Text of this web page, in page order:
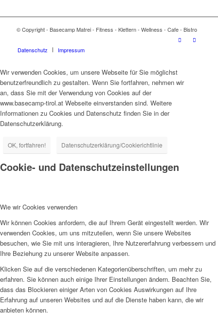
© Copyright - Basecamp Matrei - Fitness - Klettern - Wellness - Cafe - Bistro
Datenschutz Impressum
Wir verwenden Cookies, um unsere Webseite für Sie möglichst
benutzerfreundlich zu gestalten. Wenn Sie fortfahren, nehmen wir
an, dass Sie mit der Verwendung von Cookies auf der
www.basecamp-tirol.at Webseite einverstanden sind. Weitere
Informationen zu Cookies und Datenschutz finden Sie in der
Datenschutzerklärung.
OK, fortfahren! Datenschutzerklärung/Cookierichtlinie
Cookie- und Datenschutzeinstellungen
Wie wir Cookies verwenden
Wir können Cookies anfordern, die auf Ihrem Gerät eingestellt werden. Wir
verwenden Cookies, um uns mitzuteilen, wenn Sie unsere Websites
besuchen, wie Sie mit uns interagieren, Ihre Nutzererfahrung verbessern und
Ihre Beziehung zu unserer Website anpassen.
Klicken Sie auf die verschiedenen Kategorienüberschriften, um mehr zu
erfahren. Sie können auch einige Ihrer Einstellungen ändern. Beachten Sie,
dass das Blockieren einiger Arten von Cookies Auswirkungen auf Ihre
Erfahrung auf unseren Websites und auf die Dienste haben kann, die wir
anbieten können.